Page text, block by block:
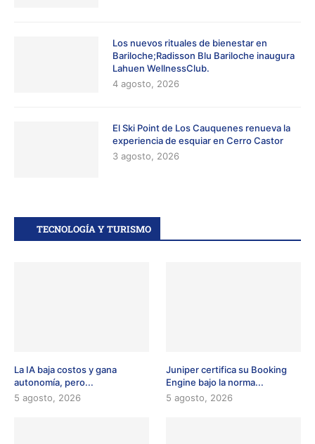
Los nuevos rituales de bienestar en
Bariloche;Radisson Blu Bariloche inaugura
Lahuen WellnessClub.
4 agosto, 2026
El Ski Point de Los Cauquenes renueva la
experiencia de esquiar en Cerro Castor
3 agosto, 2026
TECNOLOGÍA Y TURISMO
La IA baja costos y gana
autonomía, pero...
5 agosto, 2026
Juniper certifica su Booking
Engine bajo la norma...
5 agosto, 2026